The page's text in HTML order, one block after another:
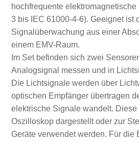
hochfrequente
3 bis IEC 61000-4-6). Geeignet ist
Signalüberwachung aus einer
einem EMV-Raum.
Im Set befinden sich zwei
Analogsignal messen und in
Die Lichtsignale werden über
optischen Empfänger übertragen
elektrische Signale wandelt.
Oszilloskop dargestellt oder zur
Geräte verwendet werden. Für die